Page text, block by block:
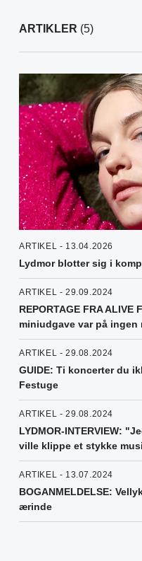
ARTIKLER (5)
ARTIKEL - 13.04.2026
Lydmor blotter sig i
ARTIKEL - 29.09.2024
REPORTAGE FRA
miniudgave var på
ARTIKEL - 29.08.2024
GUIDE: Ti koncerter du
Festuge
ARTIKEL - 29.08.2024
LYDMOR-INTERVIEW:
ville klippe et stykke
ARTIKEL - 13.07.2024
BOGANMELDELSE:
ærinde